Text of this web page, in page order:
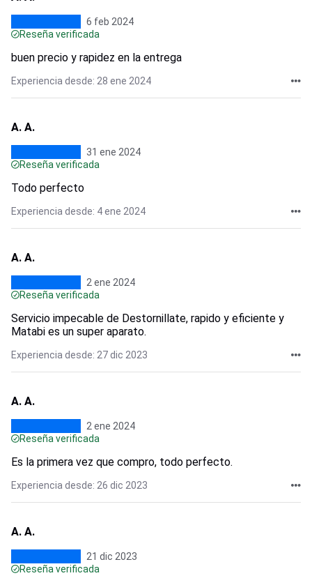
6 feb 2024
Reseña verificada
buen precio y rapidez en la entrega
Experiencia desde: 28 ene 2024
A. A.
31 ene 2024
Reseña verificada
Todo perfecto
Experiencia desde: 4 ene 2024
A. A.
2 ene 2024
Reseña verificada
Servicio impecable de Destornillate, rapido y eficiente y
Matabi es un super aparato.
Experiencia desde: 27 dic 2023
A. A.
2 ene 2024
Reseña verificada
Es la primera vez que compro, todo perfecto.
Experiencia desde: 26 dic 2023
A. A.
21 dic 2023
Reseña verificada